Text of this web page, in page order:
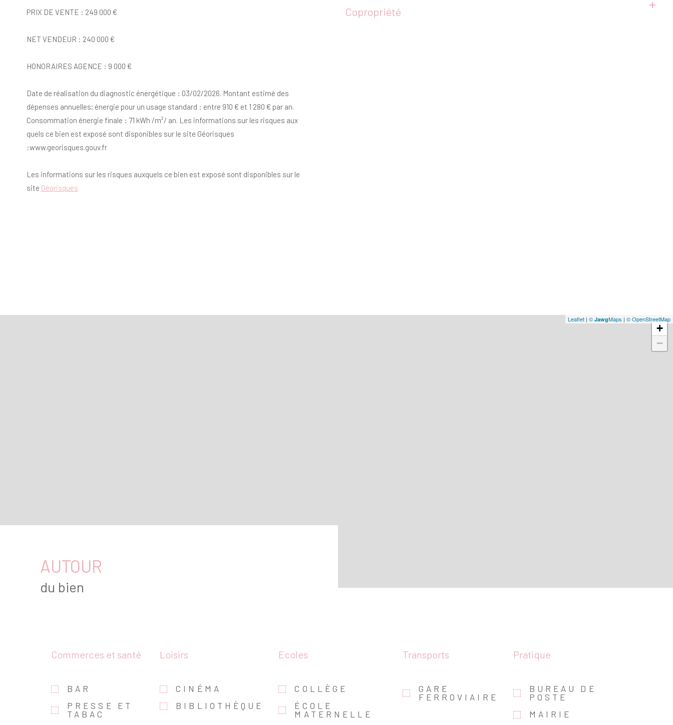
PRIX DE VENTE : 249 000 €
NET VENDEUR : 240 000 €
HONORAIRES AGENCE : 9 000 €
Date de réalisation du diagnostic énergétique : 03/02/2026. Montant estimé des
dépenses annuelles; énergie pour un usage standard : entre 910 € et 1 280 € par an.
Consommation énergie finale : 71 kWh /m²/ an. Les informations sur les risques aux
quels ce bien est exposé sont disponibles sur le site Géorisques
:www.georisques.gouv.fr
Les informations sur les risques auxquels ce bien est exposé sont disponibles sur le
site Géorisques
Copropriété
+
−
Leaflet | © JawgMaps | © OpenStreetMap
AUTOUR
du bien
Commerces et santé
BAR
PRESSE ET
TABAC
Loisirs
CINÉMA
BIBLIOTHÈQUE
Ecoles
COLLÈGE
ÉCOLE
MATERNELLE
Transports
GARE
FERROVIAIRE
Pratique
BUREAU DE
POSTE
MAIRIE